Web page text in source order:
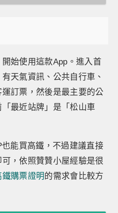
始使用這款App。進入首
天氣資訊、公共自行車、
訂票，然後是最主要的公
最近站牌」是「松山車
能買高鐵，不過建議直接
，依照贊贊小屋經驗是很
鐵購票證明的需求會比較方